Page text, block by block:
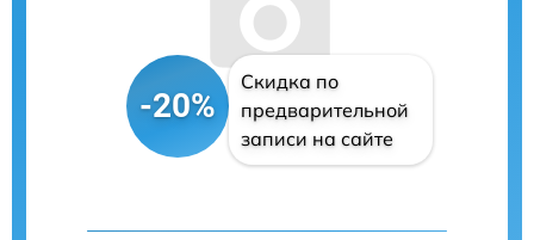
-20%
Скидка по
предварительной
записи на сайте